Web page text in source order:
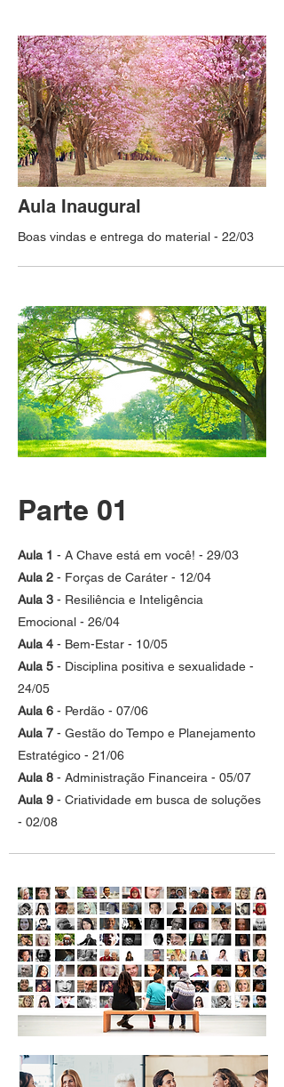
Aula Inaugural
Boas vindas e entrega do material - 22/03
Parte 01
Aula 1 - A Chave está em você! - 29/03
Aula 2 - Forças de Caráter - 12/04
Aula 3 - Resiliência e Inteligência
Emocional - 26/04
Aula 4 - Bem-Estar - 10/05
Aula 5 - Disciplina positiva e sexualidade -
24/05
Aula 6 - Perdão - 07/06
Aula 7 - Gestão do Tempo e Planejamento
Estratégico - 21/06
Aula 8 - Administração Financeira - 05/07
Aula 9 - Criatividade em busca de soluções
- 02/08